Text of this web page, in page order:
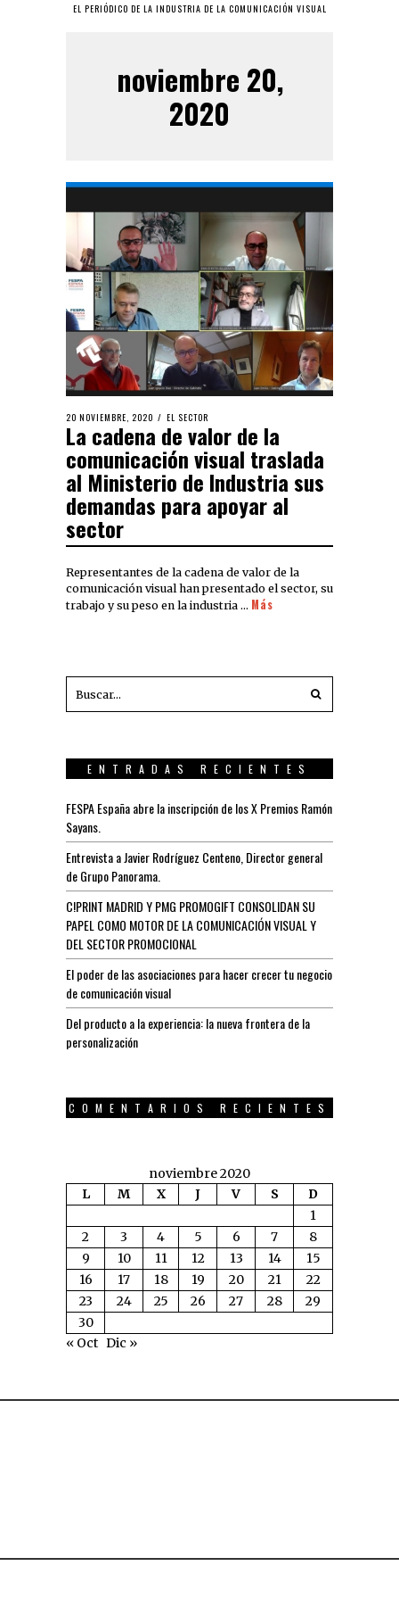
EL PERIÓDICO DE LA INDUSTRIA DE LA COMUNICACIÓN VISUAL
noviembre 20,
2020
20 NOVIEMBRE, 2020 EL SECTOR
La cadena de valor de la
comunicación visual traslada
al Ministerio de Industria sus
demandas para apoyar al
sector
Representantes de la cadena de valor de la
comunicación visual han presentado el sector, su
trabajo y su peso en la industria … Más
ENTRADAS RECIENTES
FESPA España abre la inscripción de los X Premios Ramón
Sayans.
Entrevista a Javier Rodríguez Centeno, Director general
de Grupo Panorama.
C!PRINT MADRID Y PMG PROMOGIFT CONSOLIDAN SU
PAPEL COMO MOTOR DE LA COMUNICACIÓN VISUAL Y
DEL SECTOR PROMOCIONAL
El poder de las asociaciones para hacer crecer tu negocio
de comunicación visual
Del producto a la experiencia: la nueva frontera de la
personalización
COMENTARIOS RECIENTES
noviembre 2020
L
M X J V S
D
1
2
3 4 5 6 7
8
9
10 11 12 13 14
15
16
17 18 19 20 21
22
23
24 25 26 27 28
29
30
« Oct Dic »